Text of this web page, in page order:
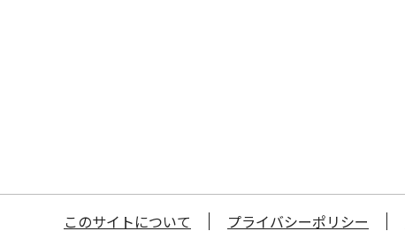
このサイトについて プライバシーポリシー